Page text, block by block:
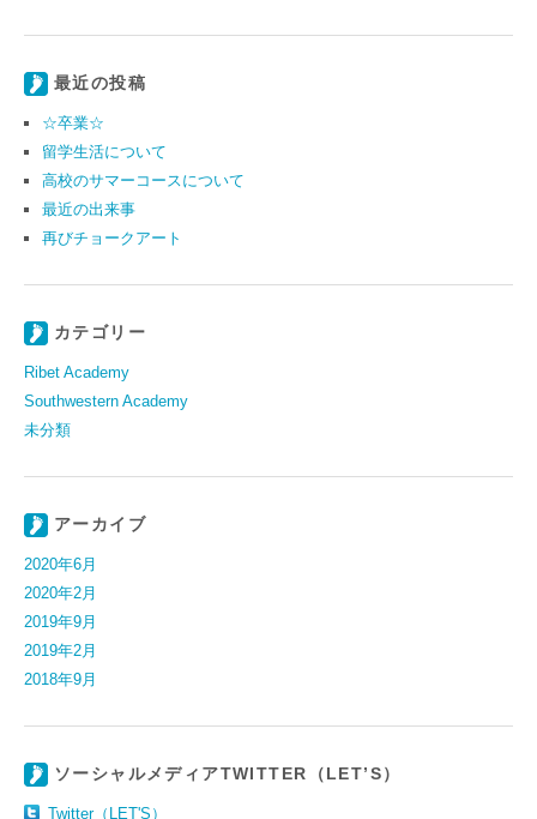
最近の投稿
☆卒業☆
留学生活について
高校のサマーコースについて
最近の出来事
再びチョークアート
カテゴリー
Ribet Academy
Southwestern Academy
未分類
アーカイブ
2020年6月
2020年2月
2019年9月
2019年2月
2018年9月
ソーシャルメディアTWITTER（LET’S）
Twitter（LET'S）